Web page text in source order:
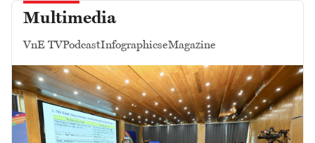
Multimedia
VnE TVPodcastInfographicseMagazine